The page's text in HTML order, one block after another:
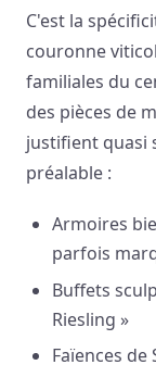
C'est la
couronne
familiales du
des pièces de
justifient quasi
préalable :
Armoires
parfois
Buffets
Riesling »
Faïences